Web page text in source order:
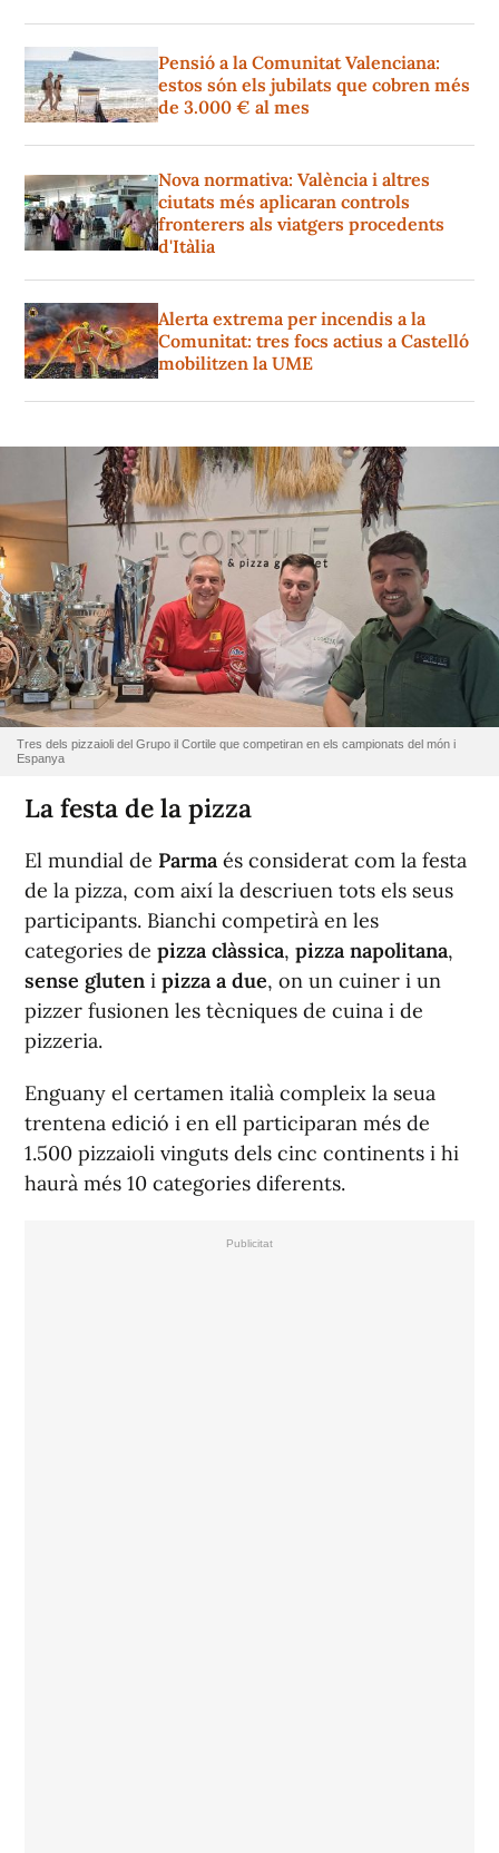
Pensió a la Comunitat Valenciana:
estos són els jubilats que cobren més
de 3.000 € al mes
Nova normativa: València i altres
ciutats més aplicaran controls
fronterers als viatgers procedents
d'Itàlia
Alerta extrema per incendis a la
Comunitat: tres focs actius a Castelló
mobilitzen la UME
Tres dels pizzaioli del Grupo il Cortile que competiran en els campionats del món i
Espanya
La festa de la pizza
El mundial de Parma és considerat com la festa
de la pizza, com així la descriuen tots els seus
participants. Bianchi competirà en les
categories de pizza clàssica, pizza napolitana,
sense gluten i pizza a due, on un cuiner i un
pizzer fusionen les tècniques de cuina i de
pizzeria.
Enguany el certamen italià compleix la seua
trentena edició i en ell participaran més de
1.500 pizzaioli vinguts dels cinc continents i hi
haurà més 10 categories diferents.